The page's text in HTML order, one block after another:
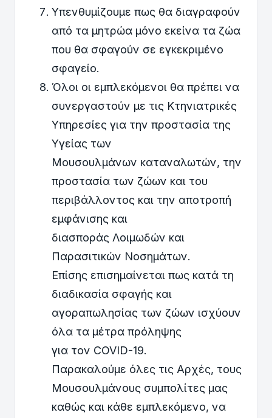
Υπενθυμίζουμε πως θα διαγραφούν
από τα μητρώα μόνο εκείνα τα ζώα
που θα σφαγούν σε εγκεκριμένο
σφαγείο.
Όλοι οι εμπλεκόμενοι θα πρέπει να
συνεργαστούν με τις Κτηνιατρικές
Υπηρεσίες για την προστασία της
Υγείας των
Μουσουλμάνων καταναλωτών, την
προστασία των ζώων και του
περιβάλλοντος και την αποτροπή
εμφάνισης και
διασποράς Λοιμωδών και
Παρασιτικών Νοσημάτων.
Επίσης επισημαίνεται πως κατά τη
διαδικασία σφαγής και
αγοραπωλησίας των ζώων ισχύουν
όλα τα μέτρα πρόληψης
για τον COVID-19.
Παρακαλούμε όλες τις Αρχές, τους
Μουσουλμάνους συμπολίτες μας
καθώς και κάθε εμπλεκόμενο, να